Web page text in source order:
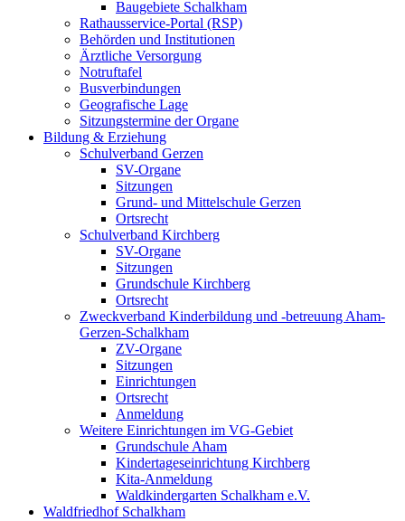
Baugebiete Schalkham
Rathausservice-Portal (RSP)
Behörden und Institutionen
Ärztliche Versorgung
Notruftafel
Busverbindungen
Geografische Lage
Sitzungstermine der Organe
Bildung & Erziehung
Schulverband Gerzen
SV-Organe
Sitzungen
Grund- und Mittelschule Gerzen
Ortsrecht
Schulverband Kirchberg
SV-Organe
Sitzungen
Grundschule Kirchberg
Ortsrecht
Zweckverband Kinderbildung und -betreuung Aham-
Gerzen-Schalkham
ZV-Organe
Sitzungen
Einrichtungen
Ortsrecht
Anmeldung
Weitere Einrichtungen im VG-Gebiet
Grundschule Aham
Kindertageseinrichtung Kirchberg
Kita-Anmeldung
Waldkindergarten Schalkham e.V.
Waldfriedhof Schalkham